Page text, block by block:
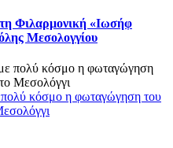
Φιλαρμονική «Ιωσήφ
Μεσολογγίου
πολύ κόσμο η φωταγώγηση του